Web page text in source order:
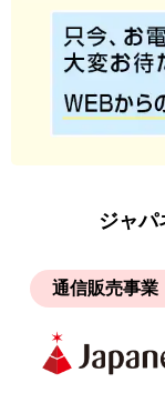
ジャパ
通信販売事業